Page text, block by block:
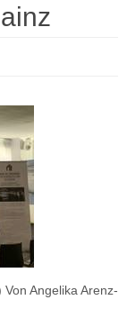
Angelika Arenz-